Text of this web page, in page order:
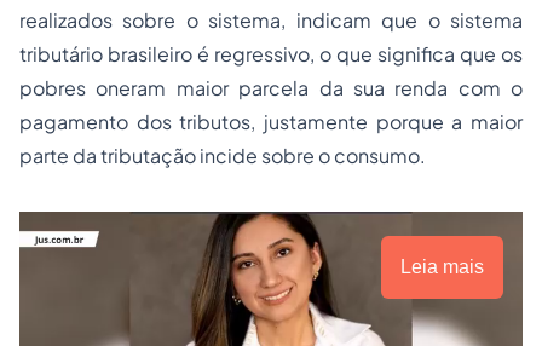
realizados sobre o sistema, indicam que o sistema
tributário brasileiro é regressivo, o que significa que os
pobres oneram maior parcela da sua renda com o
pagamento dos tributos, justamente porque a maior
parte da tributação incide sobre o consumo.
Leia mais